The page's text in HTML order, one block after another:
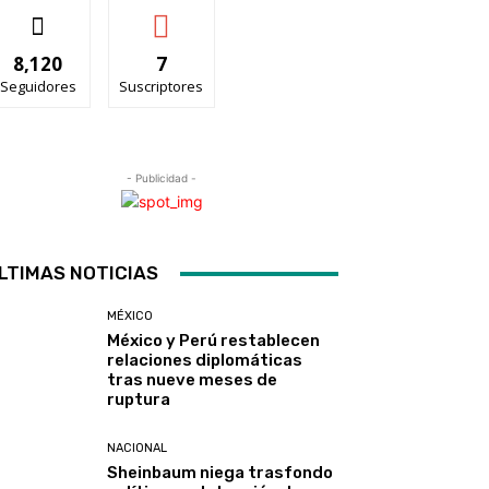
8,120
Seguidores
7
Suscriptores
- Publicidad -
NOTICIAS
MÉXICO
México y Perú restablecen
relaciones diplomáticas
tras nueve meses de
ruptura
NACIONAL
Sheinbaum niega trasfondo